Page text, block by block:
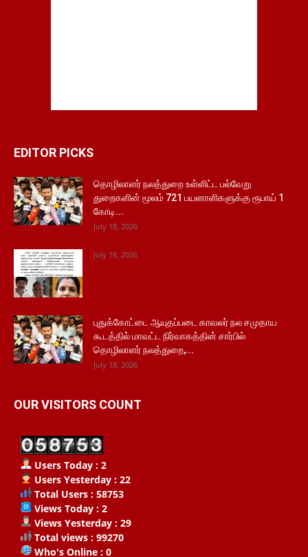
EDITOR PICKS
தொழிலாளர் நலத்துறை உள்ளிட்ட பல்வேறு
துறைகளின் மூலம் 721 பயனாளிகளுக்கு ரூபாய் 1
கோடி...
July 18, 2026
July 18, 2026
புதுக்கோட்டை ஆயுதப்படை காவலர் நல சமுதாய
கூடத்தில் மாவட்ட நிர்வாகத்தின் சார்பில்
தொழிலாளர் நலத்துறை,...
July 18, 2026
OUR VISITORS COUNT
Users Today : 2
Users Yesterday : 22
Total Users : 58753
Views Today : 2
Views Yesterday : 29
Total views : 99270
Who's Online : 0